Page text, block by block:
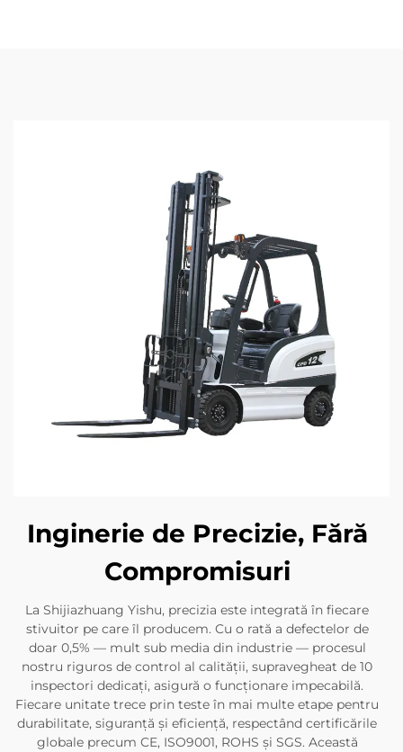
Inginerie de Precizie, Fără
Compromisuri
La Shijiazhuang Yishu, precizia este integrată în fiecare
stivuitor pe care îl producem. Cu o rată a defectelor de
doar 0,5% — mult sub media din industrie — procesul
nostru riguros de control al calității, supravegheat de 10
inspectori dedicați, asigură o funcționare impecabilă.
Fiecare unitate trece prin teste în mai multe etape pentru
durabilitate, siguranță și eficiență, respectând certificările
globale precum CE, ISO9001, ROHS și SGS. Această